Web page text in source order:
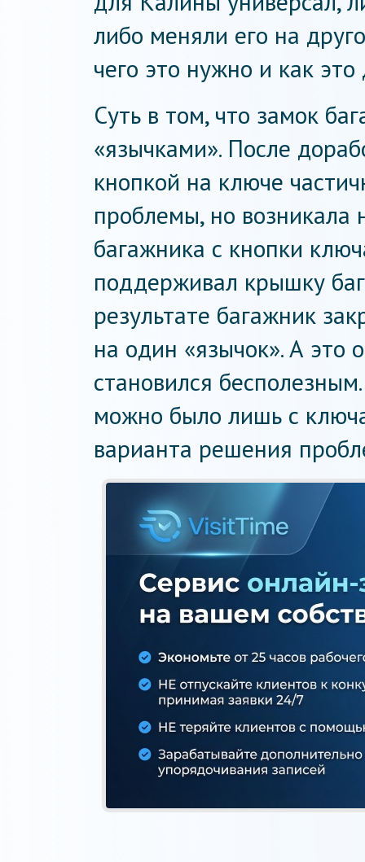
либо меняли его на
чего это нужно и как это
Суть в том, что замок
«язычками». После
кнопкой на ключе
проблемы, но возникала
багажника с кнопки
поддерживал крышку
результате багажник
на один «язычок». А это
становился
можно было лишь с
варианта решения